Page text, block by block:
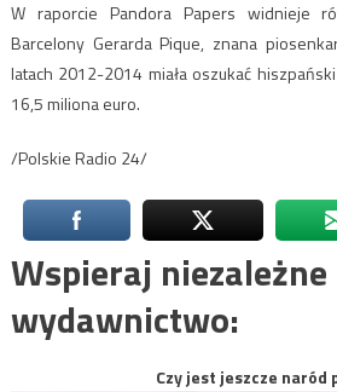
W raporcie Pandora Papers widnieje
Barcelony Gerarda Pique, znana
latach 2012-2014 miała oszukać
16,5 miliona euro.
/Polskie Radio 24/
Wspieraj niezależne
wydawnictwo:
Czy jest jeszcze naród